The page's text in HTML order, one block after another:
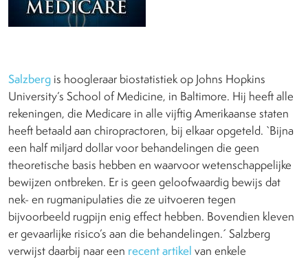
Salzberg is hoogleraar biostatistiek op Johns Hopkins
University’s School of Medicine, in Baltimore. Hij heeft alle
rekeningen, die Medicare in alle vijftig Amerikaanse staten
heeft betaald aan chiropractoren, bij elkaar opgeteld. `Bijna
een half miljard dollar voor behandelingen die geen
theoretische basis hebben en waarvoor wetenschappelijke
bewijzen ontbreken. Er is geen geloofwaardig bewijs dat
nek- en rugmanipulaties die ze uitvoeren tegen
bijvoorbeeld rugpijn enig effect hebben. Bovendien kleven
er gevaarlijke risico’s aan die behandelingen.´ Salzberg
verwijst daarbij naar een recent artikel van enkele